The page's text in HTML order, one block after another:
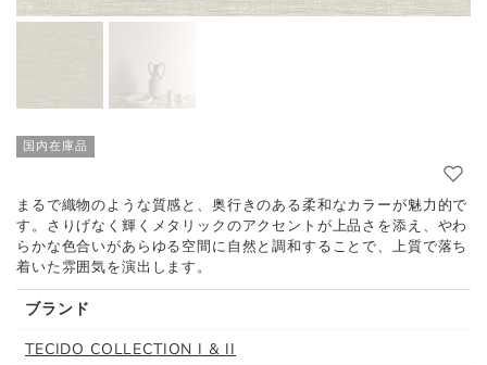
国内在庫品
まるで織物のような質感と、奥行きのある柔和なカラーが魅力的で
す。さりげなく輝くメタリックのアクセントが上品さを添え、やわ
らかな色合いがあらゆる空間に自然と調和することで、上質で落ち
着いた雰囲気を演出します。
ブランド
TECIDO COLLECTION I & II